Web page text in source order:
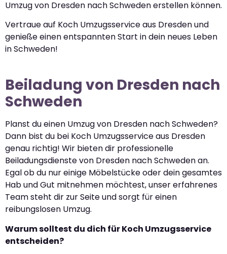
Umzug von Dresden nach Schweden erstellen können.
Vertraue auf Koch Umzugsservice aus Dresden und
genieße einen entspannten Start in dein neues Leben
in Schweden!
Beiladung von Dresden nach
Schweden
Planst du einen Umzug von Dresden nach Schweden?
Dann bist du bei Koch Umzugsservice aus Dresden
genau richtig! Wir bieten dir professionelle
Beiladungsdienste von Dresden nach Schweden an.
Egal ob du nur einige Möbelstücke oder dein gesamtes
Hab und Gut mitnehmen möchtest, unser erfahrenes
Team steht dir zur Seite und sorgt für einen
reibungslosen Umzug.
Warum solltest du dich für Koch Umzugsservice
entscheiden?